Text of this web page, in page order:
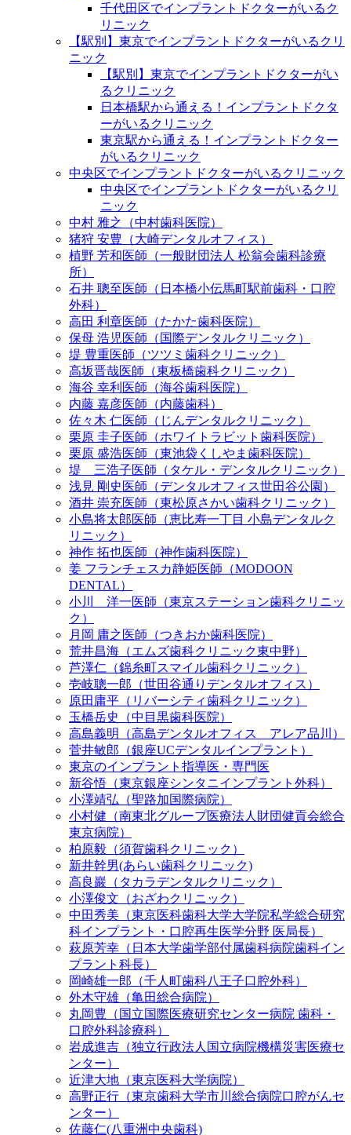
千代田区でインプラントドクターがいるク
リニック
【駅別】東京でインプラントドクターがいるクリ
ニック
【駅別】東京でインプラントドクターがい
るクリニック
日本橋駅から通える！インプラントドクタ
ーがいるクリニック
東京駅から通える！インプラントドクター
がいるクリニック
中央区でインプラントドクターがいるクリニック
中央区でインプラントドクターがいるクリ
ニック
中村 雅之（中村歯科医院）
猪狩 安豊（大崎デンタルオフィス）
植野 芳和医師（一般財団法人 松翁会歯科診療
所）
石井 聰至医師（日本橋小伝馬町駅前歯科・口腔
外科）
高田 利章医師（たかた歯科医院）
保母 浩児医師（国際デンタルクリニック）
堤 豊重医師（ツツミ歯科クリニック）
高坂晋哉医師（東板橋歯科クリニック）
海谷 幸利医師（海谷歯科医院）
内藤 嘉彦医師（内藤歯科）
佐々木 仁医師（じんデンタルクリニック）
栗原 圭子医師（ホワイトラビット歯科医院）
栗原 盛浩医師（東池袋くしやま歯科医院）
堤 三浩子医師（タケル・デンタルクリニック）
浅見 剛史医師（デンタルオフィス世田谷公園）
酒井 崇充医師（東松原さかい歯科クリニック）
小島将太郎医師（恵比寿一丁目 小島デンタルク
リニック）
神作 拓也医師（神作歯科医院）
姜 フランチェスカ静姫医師（MODOON
DENTAL）
小川 洋一医師（東京ステーション歯科クリニッ
ク）
月岡 庸之医師（つきおか歯科医院）
荒井昌海（エムズ歯科クリニック東中野）
芦澤仁（錦糸町スマイル歯科クリニック）
壱岐聰一郎（世田谷通りデンタルオフィス）
原田庸平（リバーシティ歯科クリニック）
玉橋岳史（中目黒歯科医院）
高島義明（高島デンタルオフィス アレア品川）
菅井敏郎（銀座UCデンタルインプラント）
東京のインプラント指導医・専門医
新谷悟（東京銀座シンタニインプラント外科）
小澤靖弘（聖路加国際病院）
小村健（南東北グループ医療法人財団健貢会総合
東京病院）
柏原毅（須賀歯科クリニック）
新井幹男(あらい歯科クリニック)
高良巖（タカラデンタルクリニック）
小澤俊文（おざわクリニック）
中田秀美（東京医科歯科大学大学院私学総合研究
科インプラント・口腔再生医学分野 医局長）
萩原芳幸（日本大学歯学部付属歯科病院歯科イン
プラント科長）
岡崎雄一郎（千人町歯科八王子口腔外科）
外木守雄（亀田総合病院）
丸岡豊（国立国際医療研究センター病院 歯科・
口腔外科診療科）
岩成進吉（独立行政法人国立病院機構災害医療セ
ンター）
近津大地（東京医科大学病院）
高野正行（東京歯科大学市川総合病院口腔がんセ
ンター）
佐藤仁(八重洲中央歯科)